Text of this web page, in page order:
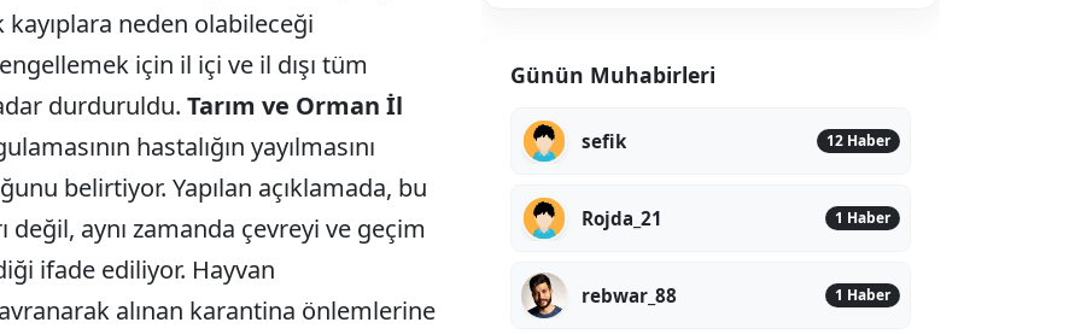
kayıplara neden olabileceği
için il içi ve il dışı tüm
durduruldu. Tarım ve Orman İl
hastalığın yayılmasını
belirtiyor. Yapılan açıklamada, bu
aynı zamanda çevreyi ve geçim
ifade ediliyor. Hayvan
alınan karantina önlemlerine
Günün Muhabirleri
sefik 12 Haber
Rojda_21 1 Haber
rebwar_88 1 Haber